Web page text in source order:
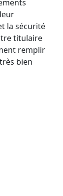
la sécurité
titulaire
remplir
bien